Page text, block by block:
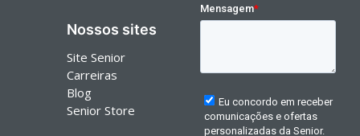
Nossos sites
Site Senior
Carreiras
Blog
Senior Store